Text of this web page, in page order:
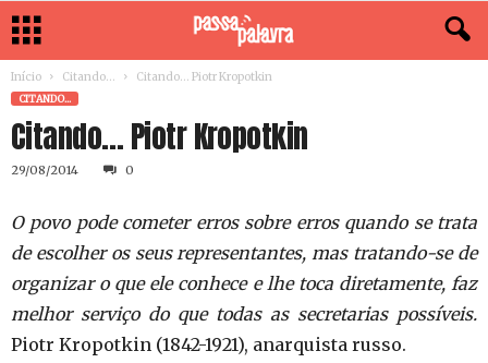
Início Citando... Citando… Piotr Kropotkin
CITANDO...
Citando… Piotr Kropotkin
29/08/2014 0
O povo pode cometer erros sobre erros quando se trata
de escolher os seus representantes, mas tratando-se de
organizar o que ele conhece e lhe toca diretamente, faz
melhor serviço do que todas as secretarias possíveis.
Piotr Kropotkin (1842-1921), anarquista russo.